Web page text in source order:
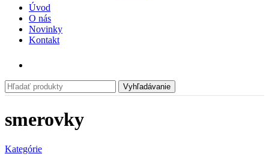
Úvod
O nás
Novinky
Kontakt
Vyhľadávanie
smerovky
Kategórie